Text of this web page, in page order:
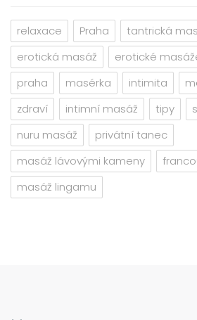
relaxace Praha tantrická
erotická masáž
erotické
praha
masérka intimita
zdraví
intimní masáž tipy
nuru masáž
privátní tanec
masáž lávovými kameny
masáž lingamu